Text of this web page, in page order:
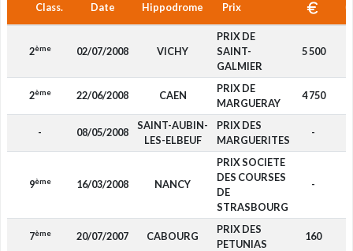
Class. Date Hippodrome Prix
2ème 02/07/2008 VICHY
PRIX DE
SAINT-
GALMIER
5 500
2ème 22/06/2008 CAEN
PRIX DE
MARGUERAY
4 750
- 08/05/2008
SAINT-AUBIN-
LES-ELBEUF
PRIX DES
MARGUERITES
-
9ème 16/03/2008 NANCY
PRIX SOCIETE
DES COURSES
DE
STRASBOURG
-
7ème 20/07/2007 CABOURG
PRIX DES
PETUNIAS
160